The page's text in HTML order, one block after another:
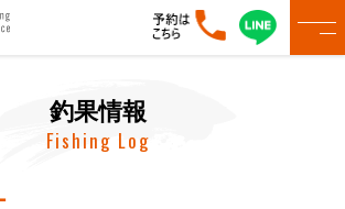
釣果情報
Fishing Log